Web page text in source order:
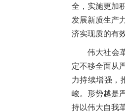
全，实施更加
发展新质生产
济实现质的有
伟大社会
定不移全面从
力持续增强，
峻。形势越是
持以伟大自我